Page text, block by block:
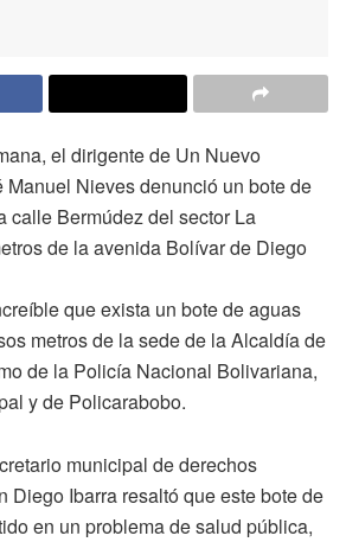
el dirigente de Un Nuevo
Manuel Nieves denunció un bote de
calle Bermúdez del sector La
de la avenida Bolívar de Diego
que exista un bote de aguas
metros de la sede de la Alcaldía de
de la Policía Nacional Bolivariana,
y de Policarabobo.
municipal de derechos
Diego Ibarra resaltó que este bote de
en un problema de salud pública,